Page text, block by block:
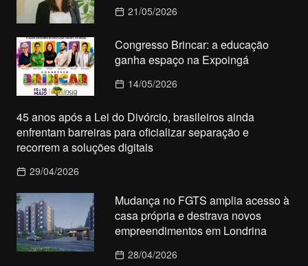
21/05/2026
Congresso Brincar: a educação
ganha espaço na Expoingá
14/05/2026
45 anos após a Lei do Divórcio, brasileiros ainda
enfrentam barreiras para oficializar separação e
recorrem a soluções digitais
29/04/2026
Mudança no FGTS amplia acesso à
casa própria e destrava novos
empreendimentos em Londrina
28/04/2026